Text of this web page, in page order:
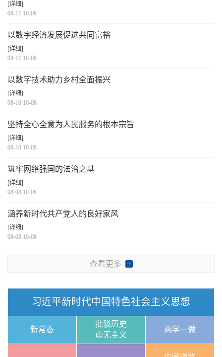
[详细]
08-11 10-08
以数字经济发展促进共同富裕
[详细]
08-11 10-08
以数字技术助力乡村全面振兴
[详细]
08-10 10-08
坚持全心全意为人民服务的根本宗旨
[详细]
08-10 10-08
筑牢网络强国的法治之基
[详细]
08-08 10-08
涵养新时代共产党人的良好家风
[详细]
08-08 10-08
查看更多
习近平新时代中国特色社会主义思想
新常态
批驳历史
虚无主义
两学一做